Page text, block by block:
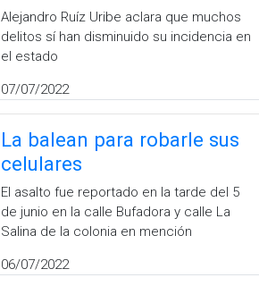
Alejandro Ruíz Uribe aclara que muchos
delitos sí han disminuido su incidencia en
el estado
07/07/2022
La balean para robarle sus
celulares
El asalto fue reportado en la tarde del 5
de junio en la calle Bufadora y calle La
Salina de la colonia en mención
06/07/2022